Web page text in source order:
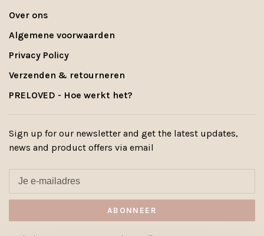
Over ons
Algemene voorwaarden
Privacy Policy
Verzenden & retourneren
PRELOVED - Hoe werkt het?
Sign up for our newsletter and get the latest updates,
news and product offers via email
ABONNEER